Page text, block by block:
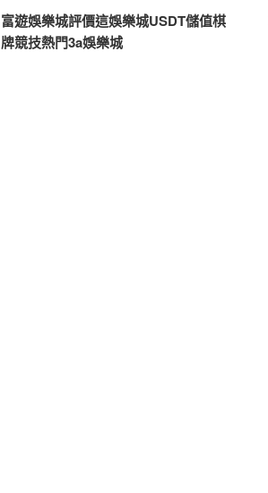
章
導
一
篇
富遊娛樂城評價這娛樂城USDT儲值棋
牌競技熱門3a娛樂城